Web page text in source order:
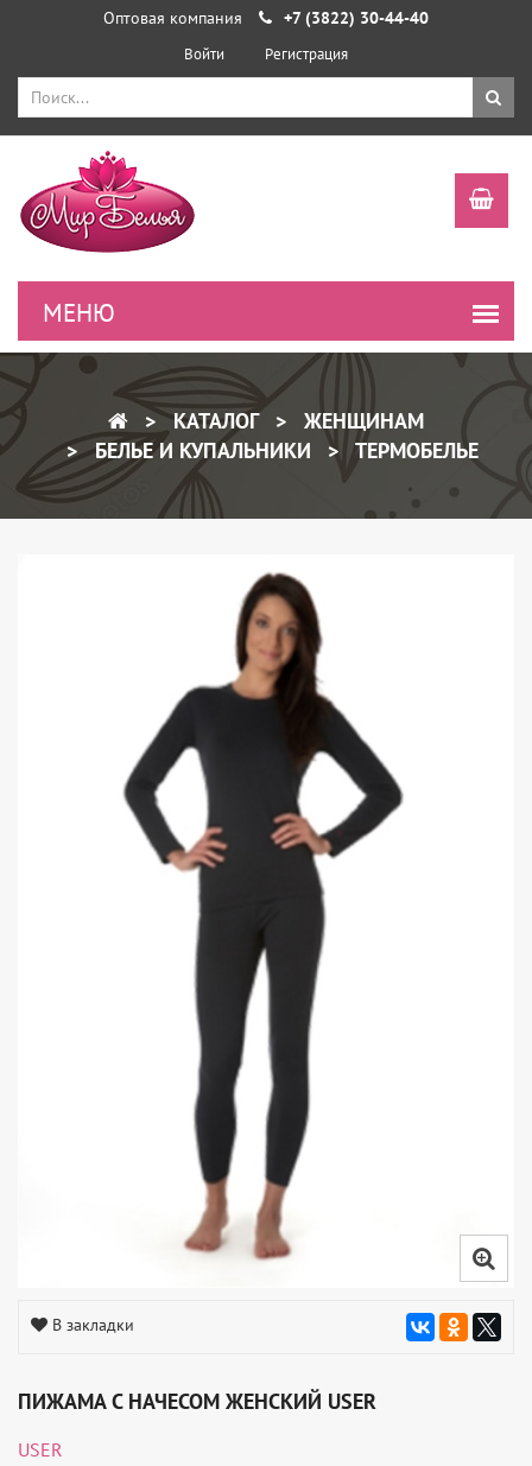
Оптовая компания +7 (3822) 30-44-40
Войти Регистрация
КАТАЛОГ
ЖЕНЩИНАМ
БЕЛЬЕ И КУПАЛЬНИКИ
ТЕРМОБЕЛЬЕ
В закладки
ПИЖАМА С НАЧЕСОМ ЖЕНСКИЙ USER
USER